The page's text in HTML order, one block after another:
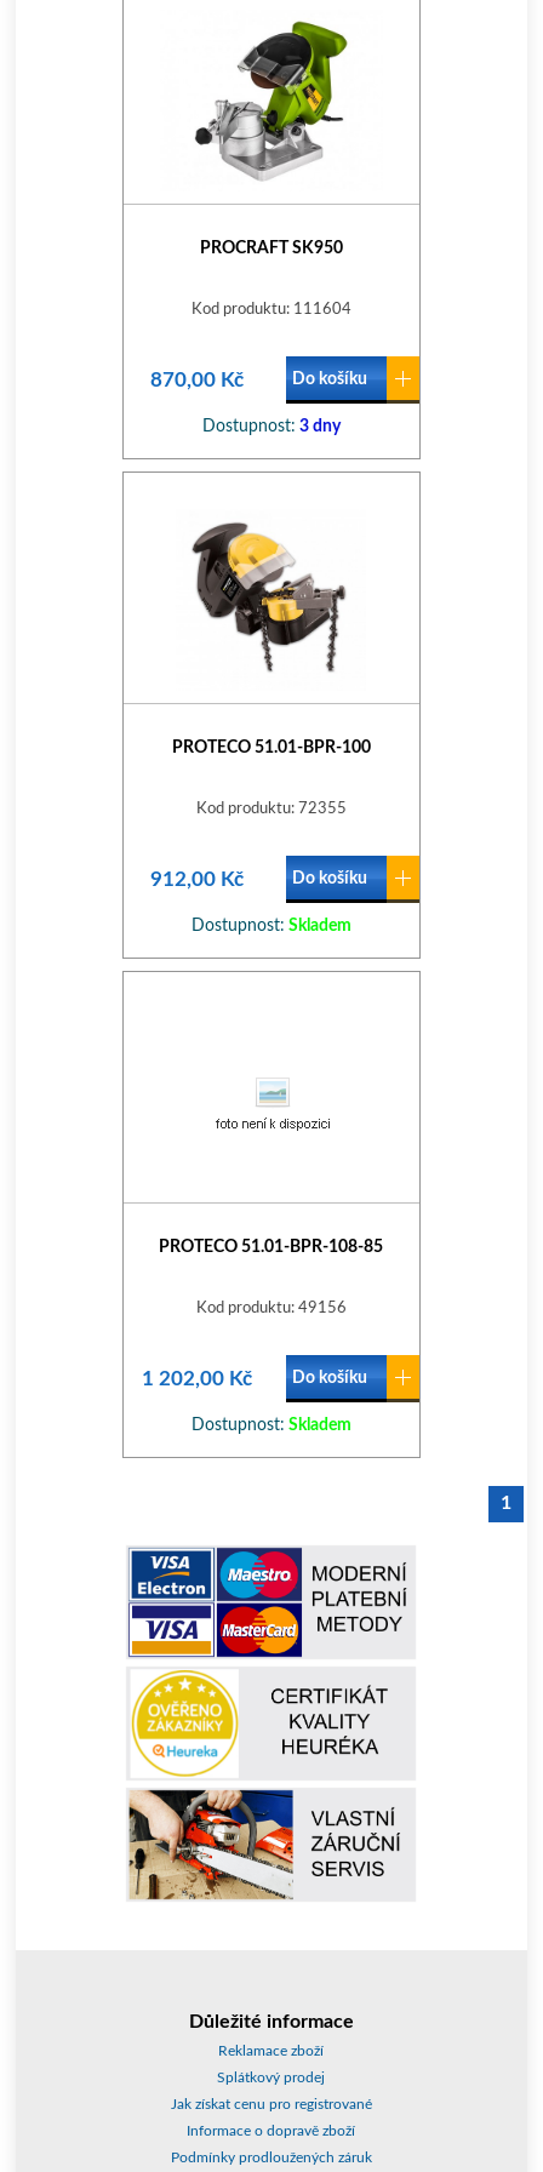
PROCRAFT SK950
Kod produktu: 111604
870,00 Kč Do košíku
Dostupnost: 3 dny
PROTECO 51.01-BPR-100
Kod produktu: 72355
912,00 Kč Do košíku
Dostupnost: Skladem
PROTECO 51.01-BPR-108-85
Kod produktu: 49156
1 202,00 Kč Do košíku
Dostupnost: Skladem
1
Důležité informace
Reklamace zboží
Splátkový prodej
Jak získat cenu pro registrované
Informace o dopravě zboží
Podmínky prodloužených záruk